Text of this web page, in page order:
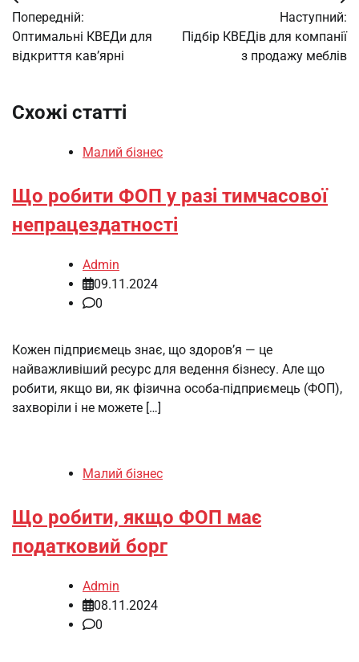
записів
Попередній:
Оптимальні КВЕДи для
відкриття кав’ярні
Наступний:
Підбір КВЕДів для компанії
з продажу меблів
Схожі статті
Малий бізнес
Що робити ФОП у разі тимчасової
непрацездатності
Admin
09.11.2024
0
Кожен підприємець знає, що здоров’я — це
найважливіший ресурс для ведення бізнесу. Але що
робити, якщо ви, як фізична особа-підприємець (ФОП),
захворіли і не можете […]
Малий бізнес
Що робити, якщо ФОП має
податковий борг
Admin
08.11.2024
0